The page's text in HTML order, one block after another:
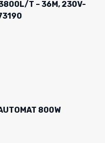
T – 36M, 230V-
800W